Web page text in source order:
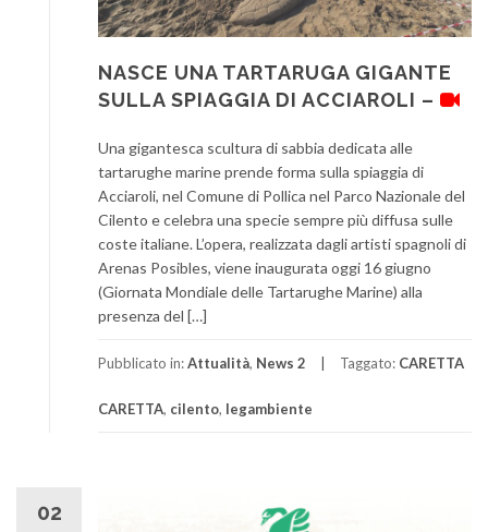
NASCE UNA TARTARUGA GIGANTE
SULLA SPIAGGIA DI ACCIAROLI –
Una gigantesca scultura di sabbia dedicata alle
tartarughe marine prende forma sulla spiaggia di
Acciaroli, nel Comune di Pollica nel Parco Nazionale del
Cilento e celebra una specie sempre più diffusa sulle
coste italiane. L’opera, realizzata dagli artisti spagnoli di
Arenas Posibles, viene inaugurata oggi 16 giugno
(Giornata Mondiale delle Tartarughe Marine) alla
presenza del […]
Pubblicato in:Attualità, News 2 Taggato: CARETTA
CARETTA, cilento, legambiente
02